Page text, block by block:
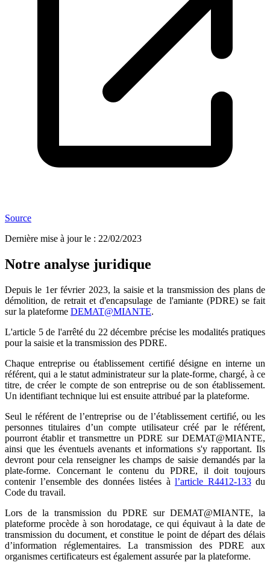
Source
Dernière mise à jour le : 22/02/2023
Notre analyse juridique
Depuis le 1er février 2023, la saisie et la transmission des plans de
démolition, de retrait et d'encapsulage de l'amiante (PDRE) se fait
sur la plateforme DEMAT@MIANTE.
L'article 5 de l'arrêté du 22 décembre précise les modalités pratiques
pour la saisie et la transmission des PDRE.
Chaque entreprise ou établissement certifié désigne en interne un
référent, qui a le statut administrateur sur la plate-forme, chargé, à ce
titre, de créer le compte de son entreprise ou de son établissement.
Un identifiant technique lui est ensuite attribué par la plateforme.
Seul le référent de l’entreprise ou de l’établissement certifié, ou les
personnes titulaires d’un compte utilisateur créé par le référent,
pourront établir et transmettre un PDRE sur DEMAT@MIANTE,
ainsi que les éventuels avenants et informations s'y rapportant. Ils
devront pour cela renseigner les champs de saisie demandés par la
plate-forme. Concernant le contenu du PDRE, il doit toujours
contenir l’ensemble des données listées à l’article R4412-133du
Code du travail.
Lors de la transmission du PDRE sur DEMAT@MIANTE, la
plateforme procède à son horodatage, ce qui équivaut à la date de
transmission du document, et constitue le point de départ des délais
d’information réglementaires. La transmission des PDRE aux
organismes certificateurs est également assurée par la plateforme.